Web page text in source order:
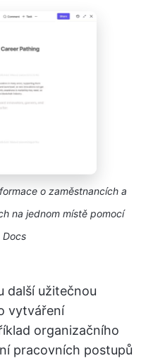
o zaměstnancích a
na jednom místě pomocí
Docs
další užitečnou
vytváření
organizačního
pracovních postupů